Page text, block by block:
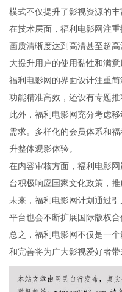
模式不仅提升了影视资源的
在技术层面，福利电影网注
画质清晰度达到高清甚至超
大提升用户的使用黏性和满意
福利电影网的界面设计注重
功能精准高效，还设有专题
此外，福利电影网充分考虑
需求。多样化的会员体系和
升整体观影体验。
在内容审核方面，福利电影
台积极响应国家文化政策，
未来，福利电影网计划通过
平台也会不断扩展国际版权
总之，福利电影网不仅是一
和完善将为广大影视爱好者带